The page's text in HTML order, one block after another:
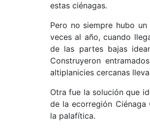
estas ciénagas.
Pero no siempre hubo
veces al año, cuando
de las partes bajas
Construyeron
altiplanicies cercanas
Otra fue la solución que
de la ecorregión
la palafítica.